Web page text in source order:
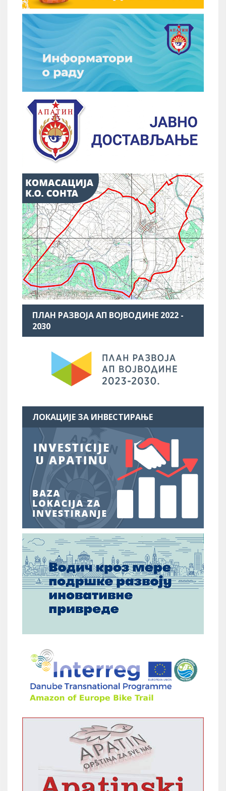
ПЛАН РАЗВОЈА АП ВОЈВОДИНЕ 2022 -
2030
ЛОКАЦИЈЕ ЗА ИНВЕСТИРАЊЕ